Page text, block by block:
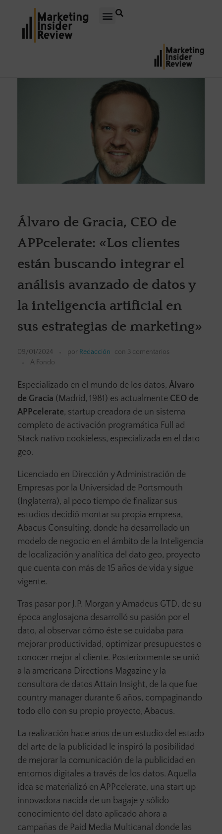
Álvaro de Gracia, CEO de
APPcelerate: «Los clientes
están buscando integrar el
análisis avanzado de datos y
la inteligencia artificial en
sus estrategias de marketing»
09/01/2024 por Redacción con 3 comentarios
A Fondo
Especializado en el mundo de los datos, Álvaro
de Gracia (Madrid, 1981) es actualmente CEO de
APPcelerate, startup creadora de un sistema
completo de activación programática Full ad
Stack nativo cookieless, especializada en el dato
geo.
Licenciado en Dirección y Administración de
Empresas por la Universidad de Portsmouth
(Inglaterra), al poco tiempo de finalizar sus
estudios decidió montar su propia empresa,
Abacus Consulting, donde ha desarrollado un
modelo de negocio en el ámbito de la Inteligencia
de localización y analítica del dato geo, proyecto
que cuenta con más de 15 años de vida y sigue
vigente.
Tras pasar por J.P. Morgan y Amadeus GTD, de su
época anglosajona desarrolló su pasión por el
dato, al observar cómo éste se cuidaba para
mejorar productividad, optimizar presupuestos o
conocer mejor al cliente. Posteriormente se unió
a la americana Directions Magazine y la
consultora de datos Attain Insight, de la que fue
country manager durante 6 años, compaginando
todo ello con su propio proyecto, Abacus.
La realización hace años de un estudio del estado
del arte de la publicidad le inspiró la posibilidad
de mejorar la comunicación de la publicidad en
entornos digitales a través de los datos. Aquella
idea se materializó en APPcelerate, una start up
innovadora nacida de un bagaje y sólido
conocimiento del dato aplicado ahora a
campañas de Paid Media Multicanal donde las